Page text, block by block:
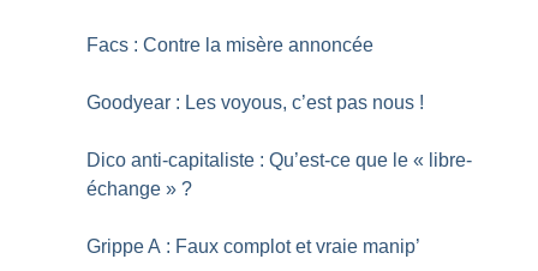
Facs : Contre la misère annoncée
Goodyear : Les voyous, c’est pas nous !
Dico anti-capitaliste : Qu’est-ce que le « libre-
échange » ?
Grippe A : Faux complot et vraie manip’